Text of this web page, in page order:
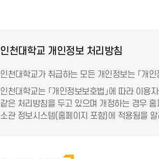
인천대학교 개인정보 처리방침
인천대학교가 취급하는 모든 개인정보는 「개
인천대학교는 「개인정보보호법」에 따라 이
같은 처리방침을 두고 있으며 개정하는 경우
소관 정보시스템(홈페이지 포함)에 적용됨을